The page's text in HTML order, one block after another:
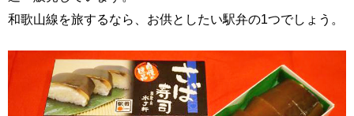
和歌山線を旅するなら、お供としたい駅弁の1つでしょう。